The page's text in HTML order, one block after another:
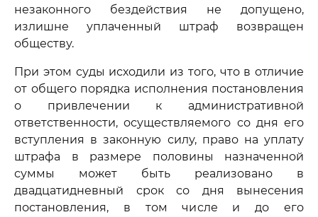
незаконного бездействия не допущено,
излишне уплаченный штраф возвращен
обществу.
При этом суды исходили из того, что в отличие
от общего порядка исполнения постановления
о привлечении к административной
ответственности, осуществляемого со дня его
вступления в законную силу, право на уплату
штрафа в размере половины назначенной
суммы может быть реализовано в
двадцатидневный срок со дня вынесения
постановления, в том числе и до его